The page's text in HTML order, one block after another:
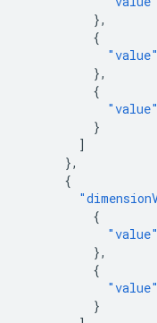
},
{
"value"
},
{
"value"
}
]
},
{
{
"value"
},
{
"value"
}